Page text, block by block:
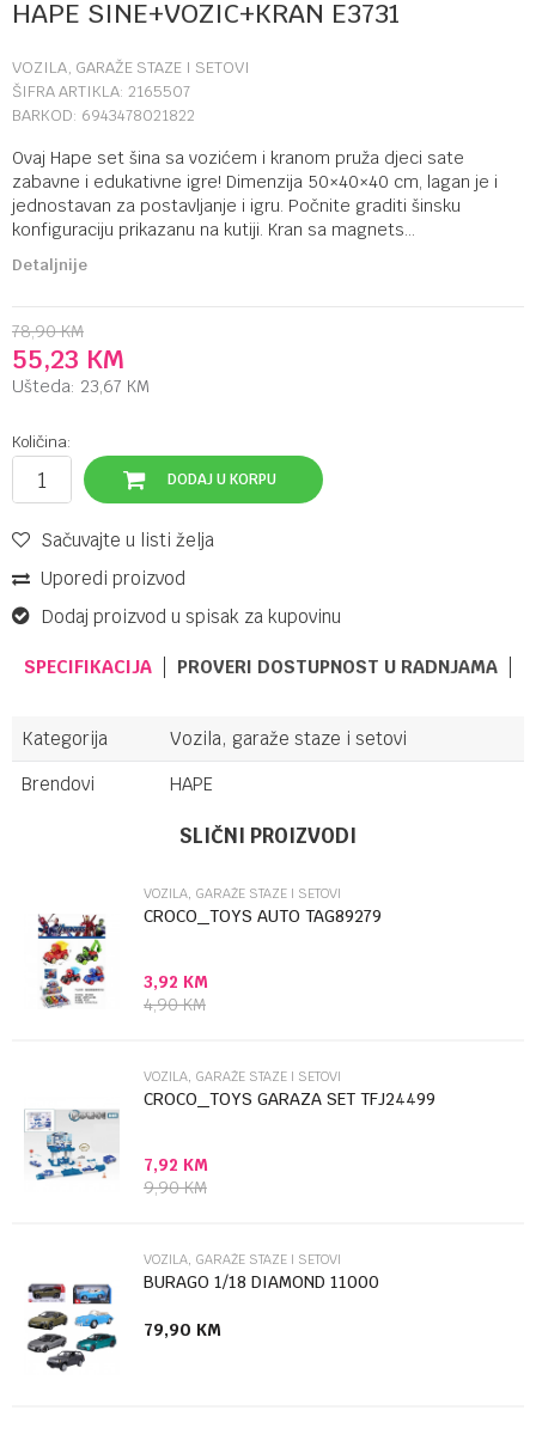
HAPE SINE+VOZIC+KRAN E3731
VOZILA, GARAŽE STAZE I SETOVI
ŠIFRA ARTIKLA: 2165507
BARKOD: 6943478021822
Ovaj Hape set šina sa vozićem i kranom pruža djeci sate
zabavne i edukativne igre! Dimenzija 50×40×40 cm, lagan je i
jednostavan za postavljanje i igru. Počnite graditi šinsku
konfiguraciju prikazanu na kutiji. Kran sa magnets...
Detaljnije
78,90 KM
55,23 KM
Ušteda: 23,67 KM
Količina:
DODAJ U KORPU
Sačuvajte u listi želja
Uporedi proizvod
Dodaj proizvod u spisak za kupovinu
SPECIFIKACIJA PROVERI DOSTUPNOST U RADNJAMA
Kategorija
Vozila, garaže staze i setovi
Brendovi
HAPE
Poruka
Anti-spam zaštita - izračunajte koliko je 4 + 1 :
SLIČNI PROIZVODI
VOZILA, GARAŽE STAZE I SETOVI
CROCO_TOYS AUTO TAG89279
3,92 KM
4,90KM
VOZILA, GARAŽE STAZE I SETOVI
CROCO_TOYS GARAZA SET TFJ24499
7,92 KM
9,90KM
VOZILA, GARAŽE STAZE I SETOVI
BURAGO 1/18 DIAMOND 11000
79,90 KM